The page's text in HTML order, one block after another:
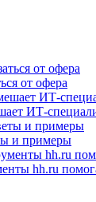
от офера
ИТ-
и примеры
hh.ru